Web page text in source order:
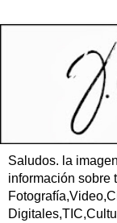
Saludos. la
información sobre